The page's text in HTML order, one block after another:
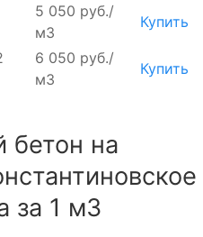
5 050 руб./
м3
Купить
6 050 руб./
м3
Купить
бетон на
за 1 м3